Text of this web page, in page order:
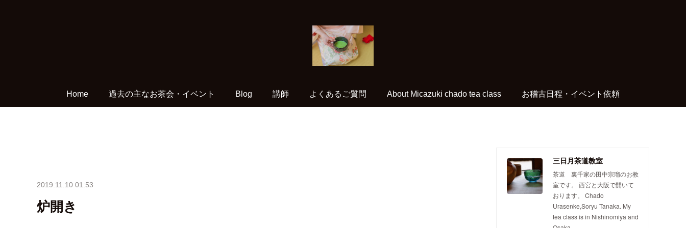
Home 過去の主なお茶会・イベント Blog 講師 よくあるご質問 About Micazuki chado tea class お稽古日程・イベント依頼
2019.11.10 01:53
炉開き
三日月茶道教室
茶道 裏千家の田中宗瑠のお教
室です。 西宮と大阪で開いて
おります。 Chado
Urasenke,Soryu Tanaka. My
tea class is in Nishinomiya and